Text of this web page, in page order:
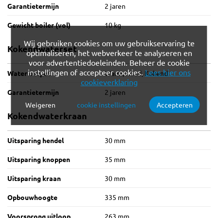
Garantietermijn 2 jaren
Gewicht boiler (vol) 10 kg
Kokendwaterset
Water output Warm, Koud, Kokend
Garantietermijn 2 jaren
Kokendwaterkraan
Uitsparing hendel 30 mm
Uitsparing knoppen 35 mm
Uitsparing kraan 30 mm
Opbouwhoogte 335 mm
Voorsprong uitloop 263 mm
Wij gebruiken cookies om uw gebruikservaring te
optimaliseren, het webverkeer te analyseren en
voor advertentiedoeleinden. Beheer de cookie
instellingen of accepteer cookies. Lees hier ons
cookieverklaring
Verplichte cookies Functionele cookies
Analytische cookies Marketing cookies
Weigeren cookie instellingen Accepteren